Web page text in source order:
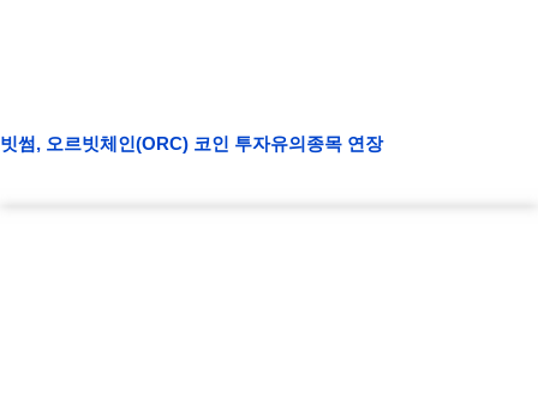
빗썸, 오르빗체인(ORC) 코인 투자유의종목 연장